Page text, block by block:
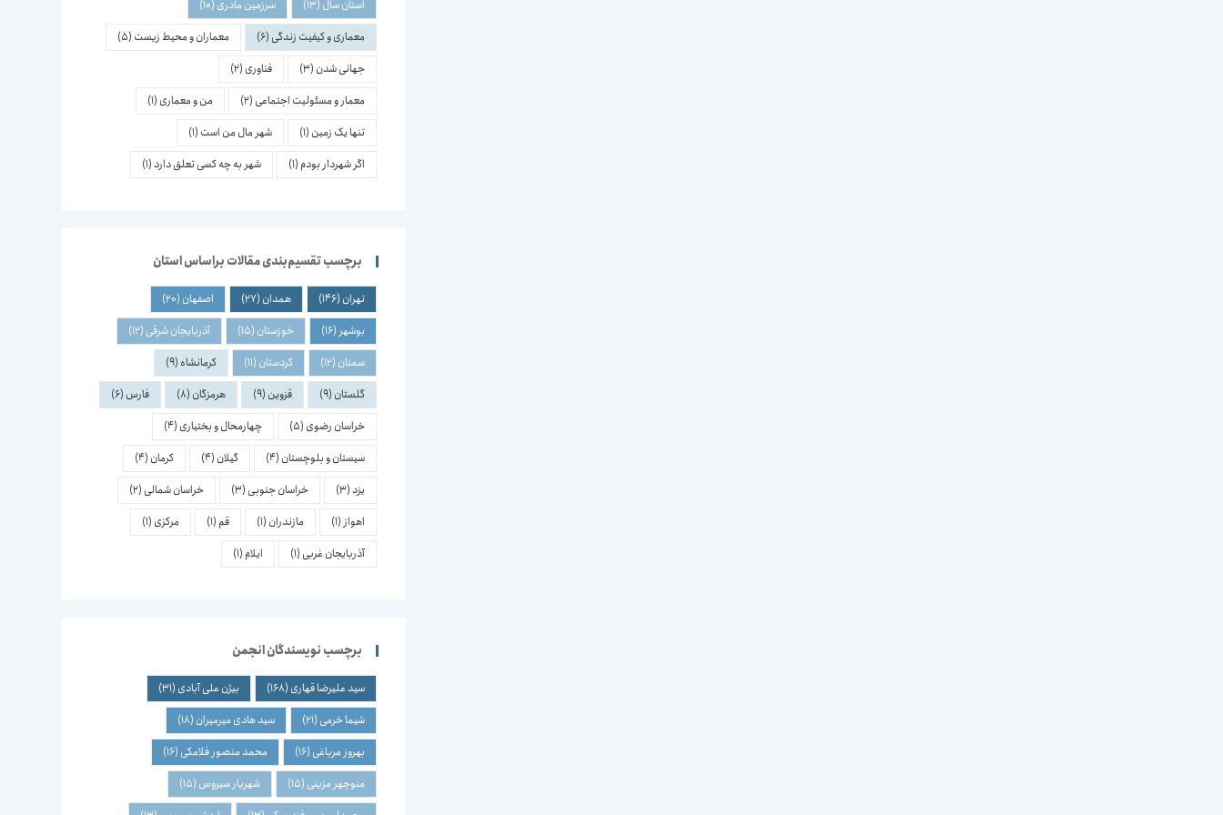
استان سال (13) سرزمین مادری (10)
معماری و کیفیت زندگی (6) معماران و محیط زیست (5)
جهانی شدن (3) فناوری (2)
معمار و مسئولیت اجتماعی (2) من و معماری (1)
تنها یک زمین (1) شهر مال من است (1)
اگر شهردار بودم (1) شهر به چه کسی تعلق دارد(1)
برچسب تقسیم‌بندی مقالات براساس استان
تهران (146) همدان (27) اصفهان (20)
بوشهر (16) خوزستان (15) آذربایجان شرقی (12)
سمنان (12) کردستان (11) کرمانشاه (9)
گلستان (9) قزوین (9) هرمزگان (8) فارس (6)
خراسان رضوی (5) چهارمحال و بختیاری (4)
سیستان و بلوچستان (4) گیلان (4) کرمان (4)
یزد(3) خراسان جنوبی (3) خراسان شمالی (2)
اهواز (1) مازندران (1) قم (1) مرکزی (1)
آذربایجان غربی (1) ایلام (1)
برچسب نویسندگان انجمن
سید علیرضا قهاری (168) بیژن علی آبادی (31)
شیما خرمی (21) سید هادی میرمیران (18)
بهروز مرباغی (16) محمد منصور فلامکی (16)
منوچهر مزینی (15) شهریار سیروس (15)